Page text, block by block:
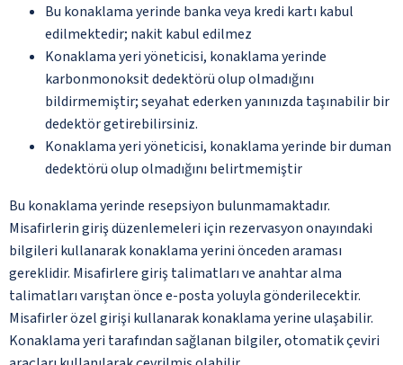
Bu konaklama yerinde banka veya kredi kartı kabul
edilmektedir; nakit kabul edilmez
Konaklama yeri yöneticisi, konaklama yerinde
karbonmonoksit dedektörü olup olmadığını
bildirmemiştir; seyahat ederken yanınızda taşınabilir bir
dedektör getirebilirsiniz.
Konaklama yeri yöneticisi, konaklama yerinde bir duman
dedektörü olup olmadığını belirtmemiştir
Bu konaklama yerinde resepsiyon bulunmamaktadır.
Misafirlerin giriş düzenlemeleri için rezervasyon onayındaki
bilgileri kullanarak konaklama yerini önceden araması
gereklidir. Misafirlere giriş talimatları ve anahtar alma
talimatları varıştan önce e-posta yoluyla gönderilecektir.
Misafirler özel girişi kullanarak konaklama yerine ulaşabilir.
Konaklama yeri tarafından sağlanan bilgiler, otomatik çeviri